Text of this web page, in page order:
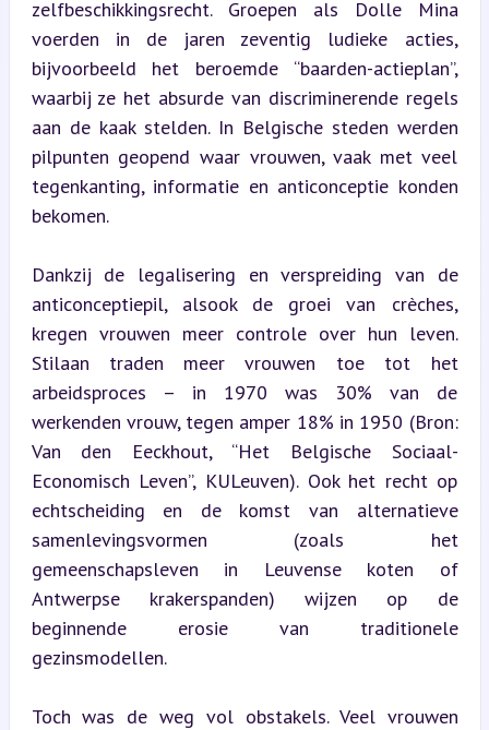
zelfbeschikkingsrecht. Groepen als Dolle Mina
voerden in de jaren zeventig ludieke acties,
bijvoorbeeld het beroemde “baarden-actieplan”,
waarbij ze het absurde van discriminerende regels
aan de kaak stelden. In Belgische steden werden
pilpunten geopend waar vrouwen, vaak met veel
tegenkanting, informatie en anticonceptie konden
bekomen.
Dankzij de legalisering en verspreiding van de
anticonceptiepil, alsook de groei van crèches,
kregen vrouwen meer controle over hun leven.
Stilaan traden meer vrouwen toe tot het
arbeidsproces – in 1970 was 30% van de
werkenden vrouw, tegen amper 18% in 1950 (Bron:
Van den Eeckhout, “Het Belgische Sociaal-
Economisch Leven”, KULeuven). Ook het recht op
echtscheiding en de komst van alternatieve
samenlevingsvormen (zoals het
gemeenschapsleven in Leuvense koten of
Antwerpse krakerspanden) wijzen op de
beginnende erosie van traditionele
gezinsmodellen.
Toch was de weg vol obstakels. Veel vrouwen